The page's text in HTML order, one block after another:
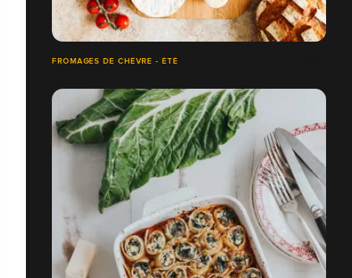
FROMAGES DE CHÈVRE - ÉTÉ